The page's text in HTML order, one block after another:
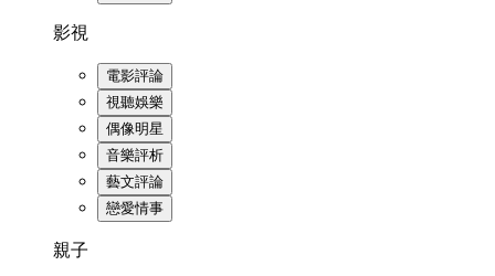
影視
電影評論
視聽娛樂
偶像明星
音樂評析
藝文評論
戀愛情事
親子